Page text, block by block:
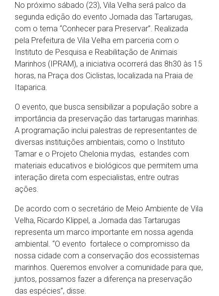
No próximo sábado (23), Vila Velha será palco da
segunda edição do evento Jornada das Tartarugas,
com o tema “Conhecer para Preservar”. Realizada
pela Prefeitura de Vila Velha em parceria com o
Instituto de Pesquisa e Reabilitação de Animais
Marinhos (IPRAM), a iniciativa ocorrerá das 8h30 às 15
horas, na Praça dos Ciclistas, localizada na Praia de
Itaparica.
O evento, que busca sensibilizar a população sobre a
importância da preservação das tartarugas marinhas.
A programação inclui palestras de representantes de
diversas instituições ambientais, como o Instituto
Tamar e o Projeto Chelonia mydas, estandes com
materiais educativos e biológicos que permitem uma
interação direta com especialistas, entre outras
ações.
De acordo com o secretário de Meio Ambiente de Vila
Velha, Ricardo Klippel, a Jornada das Tartarugas
representa um marco importante em nossa agenda
ambiental. “O evento fortalece o compromisso da
nossa cidade com a conservação dos ecossistemas
marinhos. Queremos envolver a comunidade para que,
juntos, possamos fazer a diferença na preservação
das espécies”, disse.